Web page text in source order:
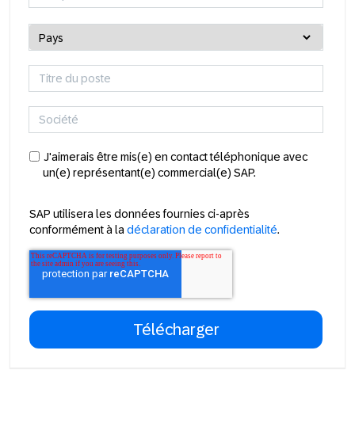
J'aimerais être mis(e) en contact téléphonique avec
un(e) représentant(e) commercial(e) SAP.
SAP utilisera les données fournies ci-après
conformément à la déclaration de confidentialité.